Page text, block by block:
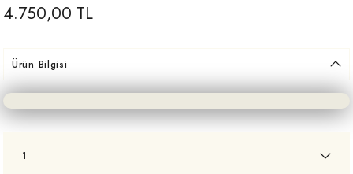
4.750,00 TL
Ürün Bilgisi